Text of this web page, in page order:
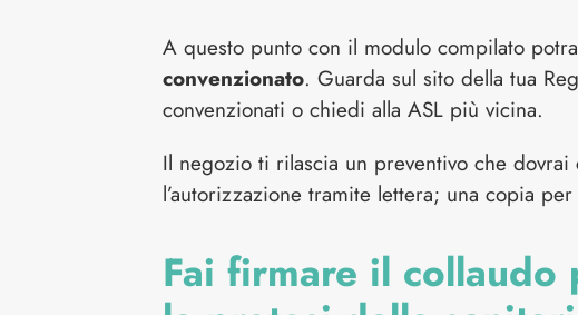
A questo punto con il modulo compilato
convenzionato. Guarda sul sito della tua
convenzionati o chiedi alla ASL più vicina.
Il negozio ti rilascia un preventivo che dovrai
l’autorizzazione tramite lettera; una copia
Fai firmare il collaudo